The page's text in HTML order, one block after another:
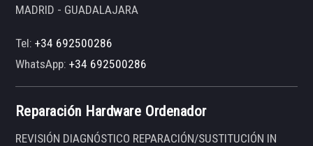
MADRID - GUADALAJARA
Tel:+34 692500286
WhatsApp:+34 692500286
Reparación Hardware Ordenador
REVISIÓN DIAGNÓSTICO REPARACIÓN/SUSTITUCIÓN IN